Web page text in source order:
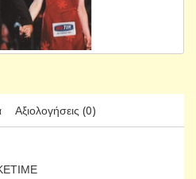
Αξιολογήσεις (0)